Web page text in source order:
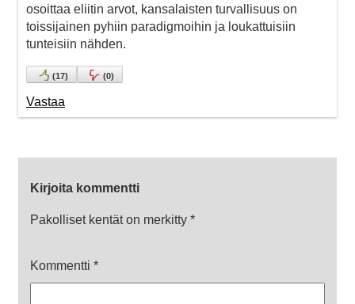
osoittaa eliitin arvot, kansalaisten turvallisuus on
toissijainen pyhiin paradigmoihin ja loukattuisiin
tunteisiin nähden.
(17) (0)
Vastaa
Kirjoita kommentti
Pakolliset kentät on merkitty *
Kommentti *